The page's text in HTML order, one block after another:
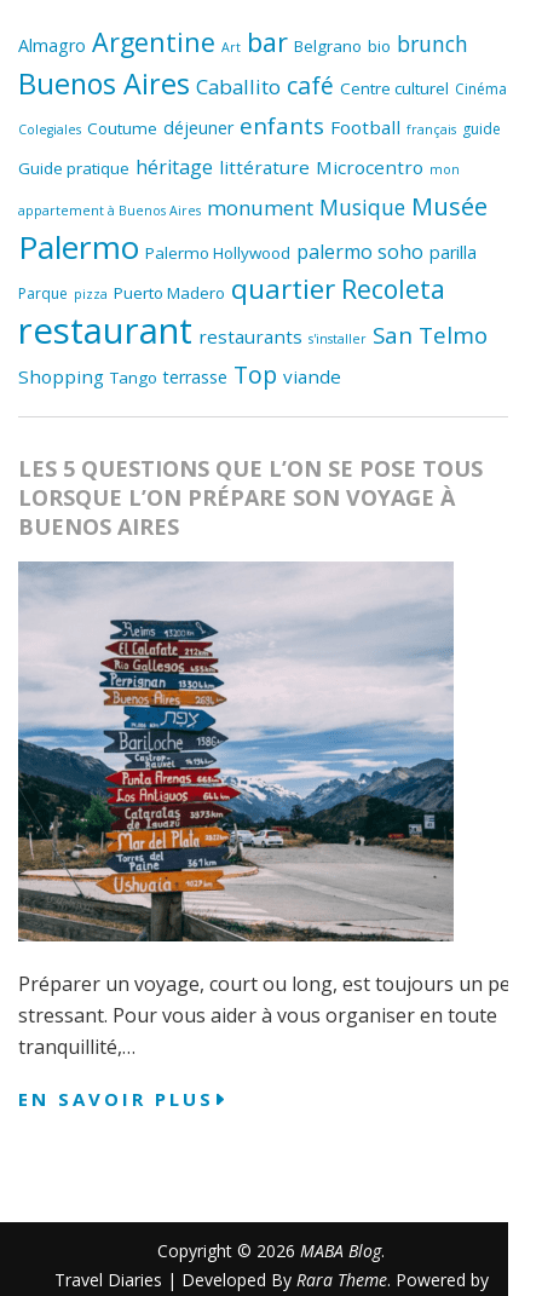
Almagro Argentine Art bar Belgrano bio brunch
Buenos Aires Caballito café Centre culturel Cinéma
Colegiales Coutume déjeuner enfants Football français guide
Guide pratique héritage littérature Microcentro mon
appartement à Buenos Aires monument Musique Musée
Palermo Palermo Hollywood palermo soho parilla
Parque pizza Puerto Madero quartier Recoleta
restaurant restaurants s'installer San Telmo
Shopping Tango terrasse Top viande
LES 5 QUESTIONS QUE L’ON SE POSE TOUS
LORSQUE L’ON PRÉPARE SON VOYAGE À
BUENOS AIRES
Préparer un voyage, court ou long, est toujours un peu
stressant. Pour vous aider à vous organiser en toute
tranquillité,…
EN SAVOIR PLUS
Copyright © 2026 MABA Blog.
Travel Diaries | Developed By Rara Theme. Powered by